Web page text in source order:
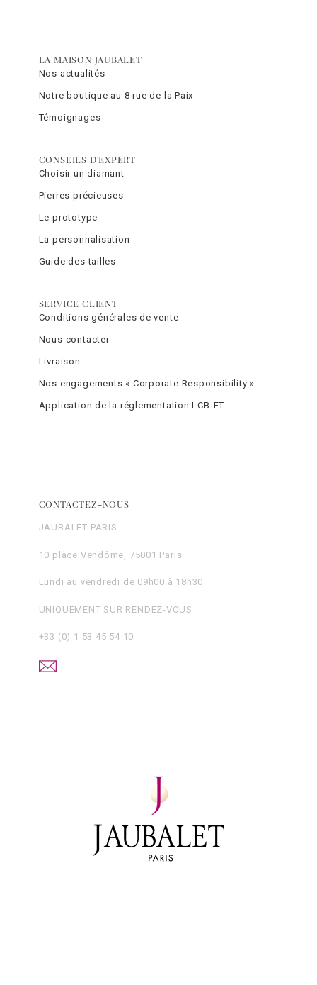
LA MAISON JAUBALET
Nos actualités
Notre boutique au 8 rue de la Paix
Témoignages
CONSEILS D'EXPERT
Choisir un diamant
Pierres précieuses
Le prototype
La personnalisation
Guide des tailles
SERVICE CLIENT
Conditions générales de vente
Nous contacter
Livraison
Nos engagements « Corporate Responsibility »
Application de la réglementation LCB-FT
CONTACTEZ-NOUS
JAUBALET PARIS
10 place Vendôme, 75001 Paris
Lundi au vendredi de 09h00 à 18h30
UNIQUEMENT SUR RENDEZ-VOUS
+33 (0) 1 53 45 54 10